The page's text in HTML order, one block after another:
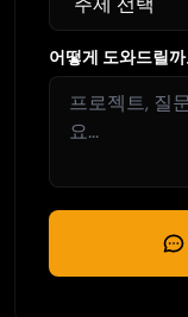
어떻게 도와드릴